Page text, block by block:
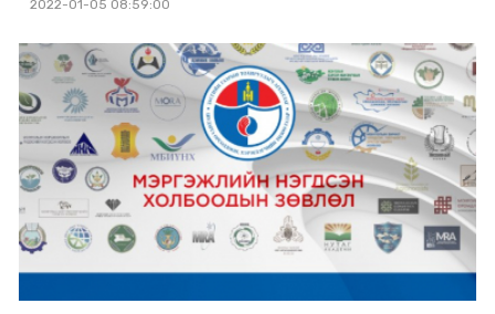
2022-01-05 08:59:00